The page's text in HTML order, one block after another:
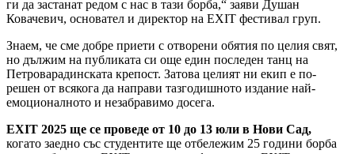
ги да застанат редом с нас в тази борба,“ заяви Душан
Ковачевич, основател и директор на EXIT фестивал груп.
Знаем, че сме добре приети с отворени обятия по целия свят,
но дължим на публиката си още един последен танц на
Петроварадинската крепост. Затова целият ни екип е по-
решен от всякога да направи тазгодишното издание най-
емоционалното и незабравимо досега.
EXIT 2025 ще се проведе от 10 до 13 юли в Нови Сад,
когато заедно със студентите ще отбележим 25 години борба